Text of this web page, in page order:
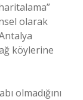
olarak
köylerine
olmadığını